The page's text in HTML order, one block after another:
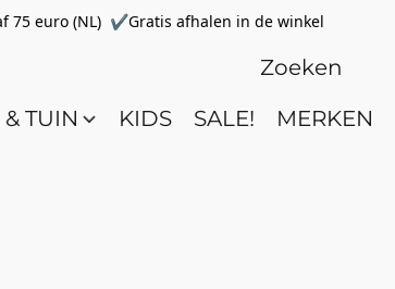
75 euro (NL) ✔Gratis afhalen in de winkel
& TUIN KIDS SALE! MERKEN